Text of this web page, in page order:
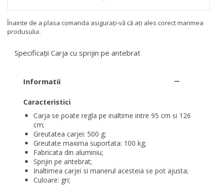
Înainte de a plasa comanda asigurați-vă că ați ales corect marimea
produsului.
Specificații Carja cu sprijin pe antebrat
Informatii
Caracteristici
Carja se poate regla pe inaltime intre 95 cm si 126
cm;
Greutatea carjei: 500 g;
Greutate maxima suportata: 100 kg;
Fabricata din aluminiu;
Sprijin pe antebrat;
Inaltimea carjei si manerul acesteia se pot ajusta;
Culoare: gri;